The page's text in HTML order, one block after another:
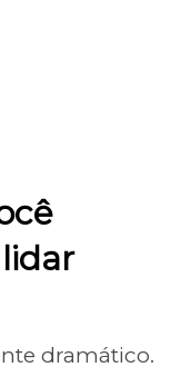
dramático.